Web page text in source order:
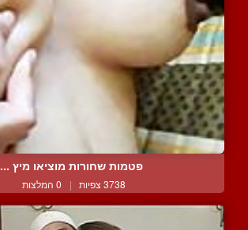
פטמות שחורות מוציאו מיץ ...
3738 צפיות | 0 המלצות